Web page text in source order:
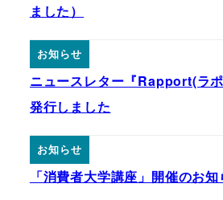
ました）
お知らせ
ニュースレター『Rapport(ラ
発行しました
お知らせ
「消費者大学講座」開催のお